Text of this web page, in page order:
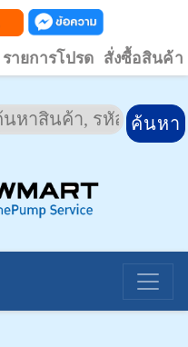
รายการโปรด สั่งซื้อสินค้า